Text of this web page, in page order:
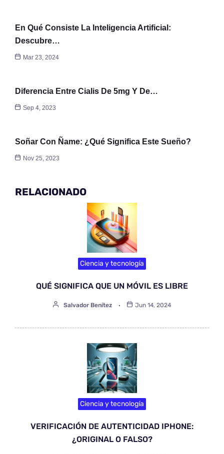
En Qué Consiste La Inteligencia Artificial:
Descubre…
Mar 23, 2024
Diferencia Entre Cialis De 5mg Y De…
Sep 4, 2023
Soñar Con Ñame: ¿Qué Significa Este Sueño?
Nov 25, 2023
RELACIONADO
Ciencia y tecnología
QUÉ SIGNIFICA QUE UN MÓVIL ES LIBRE
Salvador Benítez Jun 14, 2024
Ciencia y tecnología
VERIFICACIÓN DE AUTENTICIDAD IPHONE:
¿ORIGINAL O FALSO?